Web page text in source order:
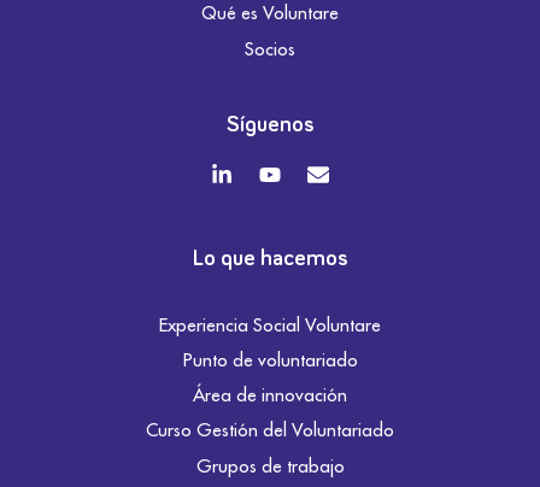
Qué es Voluntare
Socios
Síguenos
Lo que hacemos
Experiencia Social Voluntare
Punto de voluntariado
Área de innovación
Curso Gestión del Voluntariado
Grupos de trabajo